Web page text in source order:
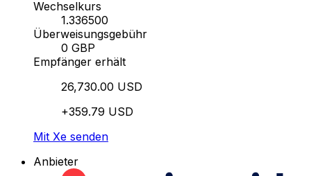
Wechselkurs
1.336500
Überweisungsgebühr
0 GBP
Empfänger erhält
26,730.00 USD
+359.79 USD
Mit Xe senden
Anbieter